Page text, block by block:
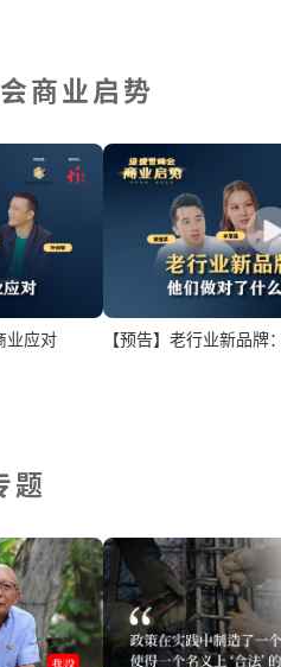
商业启势
业应对 【预告】老行业新品
题